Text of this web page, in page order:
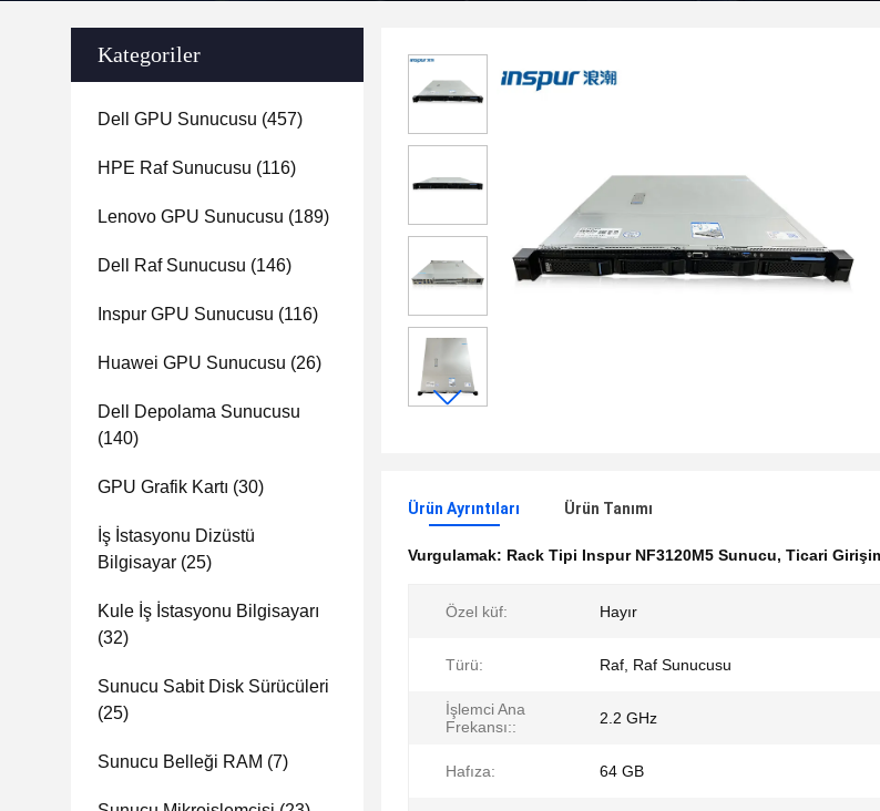
Kategoriler
Dell GPU Sunucusu (457)
HPE Raf Sunucusu (116)
Lenovo GPU Sunucusu (189)
Dell Raf Sunucusu (146)
Inspur GPU Sunucusu (116)
Huawei GPU Sunucusu (26)
Dell Depolama Sunucusu
(140)
GPU Grafik Kartı (30)
İş İstasyonu Dizüstü
Bilgisayar (25)
Kule İş İstasyonu Bilgisayarı
(32)
Sunucu Sabit Disk Sürücüleri
(25)
Sunucu Belleği RAM (7)
Ürün Ayrıntıları Ürün Tanımı
Vurgulamak: Rack Tipi Inspur NF3120M5 Sunucu, Ticari
Özel küf: Hayır
Türü: Raf, Raf Sunucusu
İşlemci Ana
Frekansı::
2.2 GHz
Hafıza: 64 GB